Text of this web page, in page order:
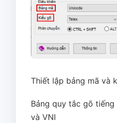
Thiết lập bảng mã và
Bảng quy tắc gõ
và VNI